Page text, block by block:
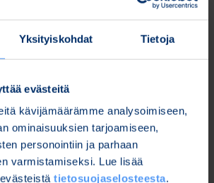
Yksityiskohdat Tietoja
evästeitä
kävijämäärämme analysoimiseen,
ominaisuuksien tarjoamiseen,
personointiin ja parhaan
varmistamiseksi. Lue lisää
tietosuojaselosteesta.
Huttunen